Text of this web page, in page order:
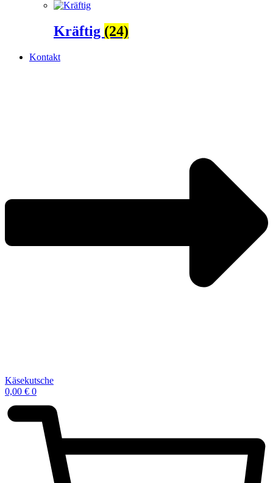
Kräftig (24)
Kontakt
Käsekutsche
0,00 € 0